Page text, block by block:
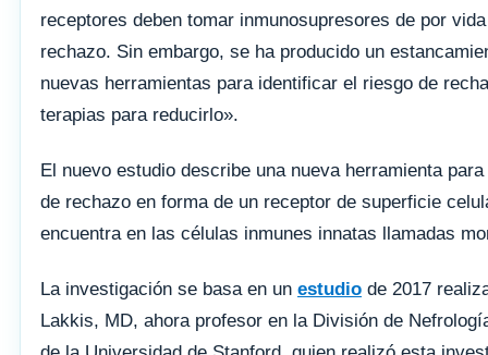
receptores deben tomar inmunosupresores de por
rechazo. Sin embargo, se ha producido un
nuevas herramientas para identificar el riesgo de
terapias para reducirlo».
El nuevo estudio describe una nueva herramienta
de rechazo en forma de un receptor de superficie
encuentra en las células inmunes innatas llamadas
La investigación se basa en un estudio de 2017
Lakkis, MD, ahora profesor en la División de